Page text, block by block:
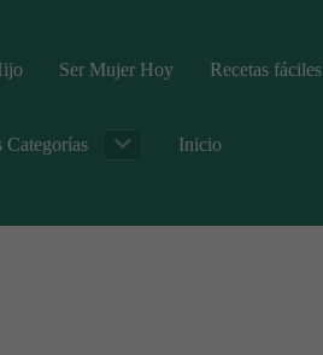
Ser Mujer Hoy Recetas fáciles
Categorías Inicio